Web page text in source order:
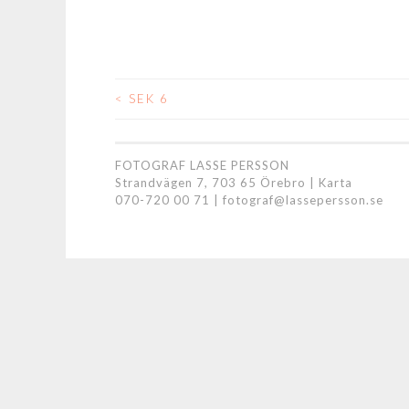
< SEK 6
FOTOGRAF LASSE PERSSON
Strandvägen 7, 703 65 Örebro | Karta
070-720 00 71
fotograf@lassepersson.se